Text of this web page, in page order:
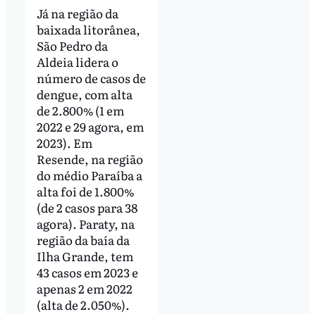
Já na região da
baixada litorânea,
São Pedro da
Aldeia lidera o
número de casos de
dengue, com alta
de 2.800% (1 em
2022 e 29 agora, em
2023). Em
Resende, na região
do médio Paraíba a
alta foi de 1.800%
(de 2 casos para 38
agora). Paraty, na
região da baía da
Ilha Grande, tem
43 casos em 2023 e
apenas 2 em 2022
(alta de 2.050%).